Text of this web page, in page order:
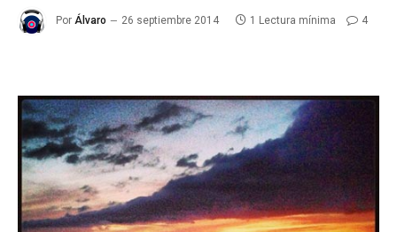
Por Álvaro 26 septiembre 2014 1 Lectura mínima 4